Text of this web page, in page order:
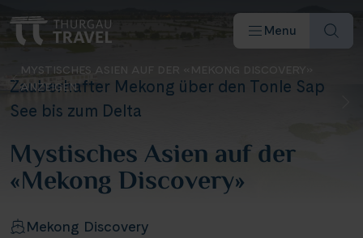
Menu
Reiseziele & Flüsse
Schiffe
MYSTISCHES ASIEN AUF DER «MEKONG DISCOVERY»
ANZEIGEN
Zauberhafter Mekong über den Tonle Sap
See bis zum Delta
Mystisches Asien auf der
«Mekong Discovery»
Mekong Discovery